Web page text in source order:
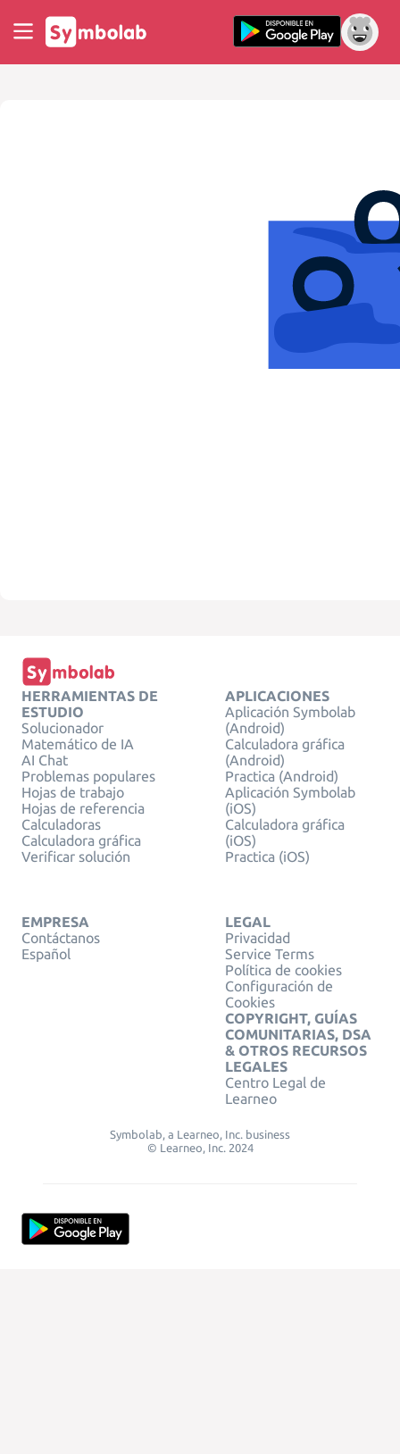
HERRAMIENTAS DE
ESTUDIO
Solucionador
Matemático de IA
AI Chat
Problemas populares
Hojas de trabajo
Hojas de referencia
Calculadoras
Calculadora gráfica
Verificar solución
APLICACIONES
Aplicación Symbolab
(Android)
Calculadora gráfica
(Android)
Practica (Android)
Aplicación Symbolab
(iOS)
Calculadora gráfica
(iOS)
Practica (iOS)
EMPRESA
Contáctanos
Español
LEGAL
Privacidad
Service Terms
Política de cookies
Configuración de
Cookies
COPYRIGHT, GUÍAS
COMUNITARIAS, DSA
& OTROS RECURSOS
LEGALES
Centro Legal de
Learneo
Symbolab, a Learneo, Inc. business
© Learneo, Inc. 2024